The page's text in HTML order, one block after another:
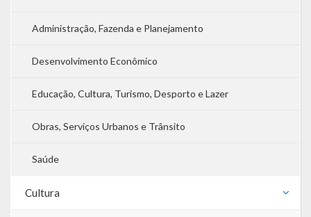
Formulário de Pedido de Informações
Formulário de Recurso
Relatório Anual de Solicitações – SIC
Servidor
Administração, Fazenda e Planejamento
Desenvolvimento Econômico
Educação, Cultura, Turismo, Desporto e Lazer
Obras, Serviços Urbanos e Trânsito
Saúde
Cultura